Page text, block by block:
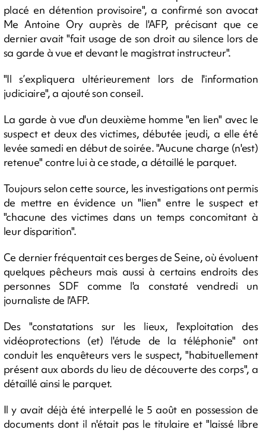
placé en détention provisoire", a confirmé son avocat
Me Antoine Ory auprès de l'AFP, précisant que ce
dernier avait "fait usage de son droit au silence lors de
sa garde à vue et devant le magistrat instructeur".
"Il s’expliquera ultérieurement lors de l'information
judiciaire", a ajouté son conseil.
La garde à vue d'un deuxième homme "en lien" avec le
suspect et deux des victimes, débutée jeudi, a elle été
levée samedi en début de soirée. "Aucune charge (n'est)
retenue" contre lui à ce stade, a détaillé le parquet.
Toujours selon cette source, les investigations ont permis
de mettre en évidence un "lien" entre le suspect et
"chacune des victimes dans un temps concomitant à
leur disparition".
Ce dernier fréquentait ces berges de Seine, où évoluent
quelques pêcheurs mais aussi à certains endroits des
personnes SDF comme l'a constaté vendredi un
journaliste de l'AFP.
Des "constatations sur les lieux, l'exploitation des
vidéoprotections (et) l'étude de la téléphonie" ont
conduit les enquêteurs vers le suspect, "habituellement
présent aux abords du lieu de découverte des corps", a
détaillé ainsi le parquet.
Il y avait déjà été interpellé le 5 août en possession de
documents dont il n'était pas le titulaire et "laissé libre